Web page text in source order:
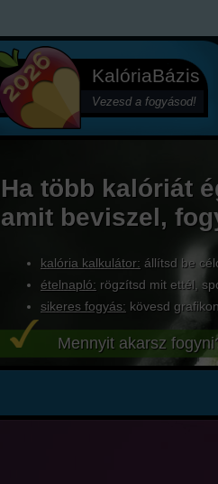
KalóriaBázis
Vezesd a fogyásod!
Ha több kalóriát
amit beviszel,
kalória kalkulátor: állítsd be
ételnapló: rögzítsd mit ettél,
sikeres fogyás: kövesd
Mennyit akarsz